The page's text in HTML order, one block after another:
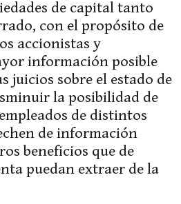
de capital tanto
con el propósito de
accionistas y
información posible
juicios sobre el estado de
la posibilidad de
de distintos
de información
beneficios que de
puedan extraer de la